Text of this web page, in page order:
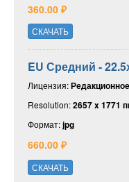
360.00 ₽
СКАЧАТЬ
EU Средний -
Лицензия:
Resolution:2657 x 1771
Формат:jpg
660.00 ₽
СКАЧАТЬ